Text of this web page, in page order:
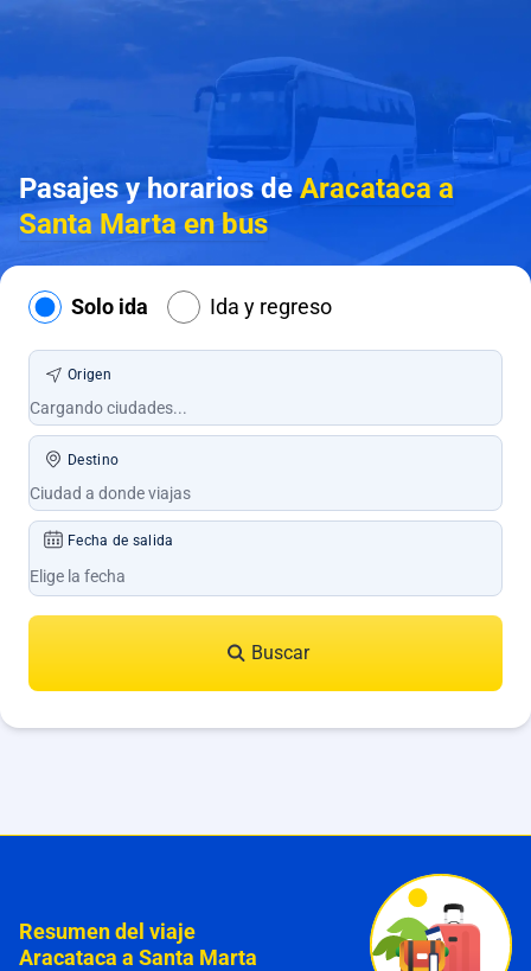
Pasajes y horarios deAracataca a
Santa Marta en bus
Solo ida Ida y regreso
Origen
Destino
Fecha de salida
Buscar
Resumen del viaje
Aracataca a Santa Marta